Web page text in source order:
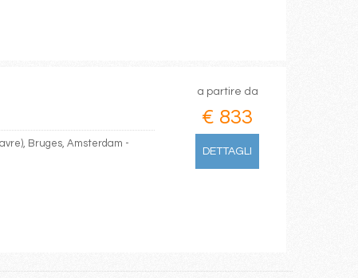
Bruges, Amsterdam -
a partire da
€ 833
DETTAGLI